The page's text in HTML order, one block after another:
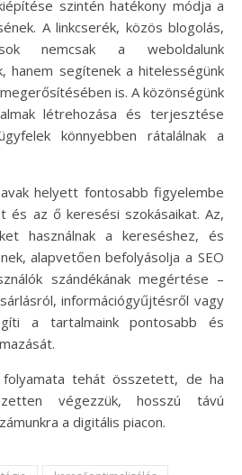
szintén hatékony módja a
A linkcserék, közös blogolás,
nemcsak a weboldalunk
hanem segítenek a hitelességünk
is. A közönségünk
létrehozása és terjesztése
könnyebben rátalálnak a
helyett fontosabb figyelembe
és az ő keresési szokásaikat. Az,
használnak a kereséshez, és
alapvetően befolyásolja a SEO
szándékának megértése –
információgyűjtésről vagy
a tartalmaink pontosabb és
folyamata tehát összetett, de ha
végezzük, hosszú távú
a digitális piacon.